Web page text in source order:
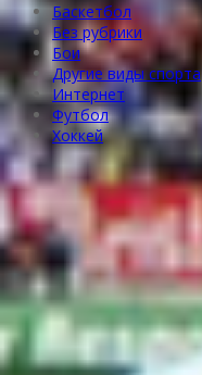
Баскетбол
Без рубрики
Бои
Другие виды спорта
Интернет
Футбол
Хоккей